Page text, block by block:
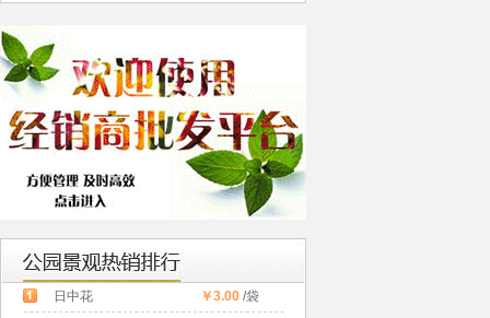
日中花 ￥3.00/袋